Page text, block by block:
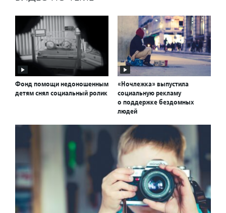
Фонд помощи недоношенным
детям снял социальный ролик
«Ночлежка» выпустила
социальную рекламу
о поддержке бездомных
людей